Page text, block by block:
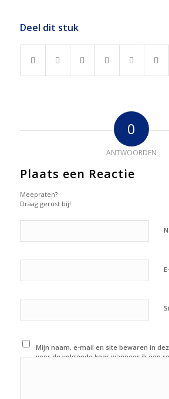
Deel dit stuk
0
ANTWOORDEN
Plaats een Reactie
Meepraten?
Draag gerust bij!
Mijn naam, e-mail en site bewaren in
voor de volgende keer wanneer ik een